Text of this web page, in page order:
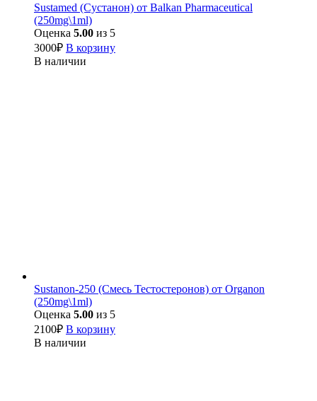
Sustamed (Сустанон) от Balkan Pharmaceutical
(250mg\1ml)
Оценка 5.00 из 5
3000₽ В корзину
В наличии
Sustanon-250 (Смесь Тестостеронов) от Organon
(250mg\1ml)
Оценка 5.00 из 5
2100₽ В корзину
В наличии